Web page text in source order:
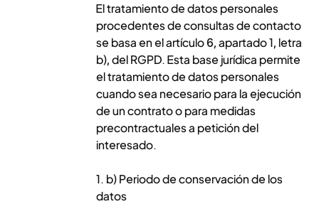
El tratamiento de datos personales
procedentes de consultas de contacto
se basa en el artículo 6, apartado 1, letra
b), del RGPD. Esta base jurídica permite
el tratamiento de datos personales
cuando sea necesario para la ejecución
de un contrato o para medidas
precontractuales a petición del
interesado.
1. b) Periodo de conservación de los
datos